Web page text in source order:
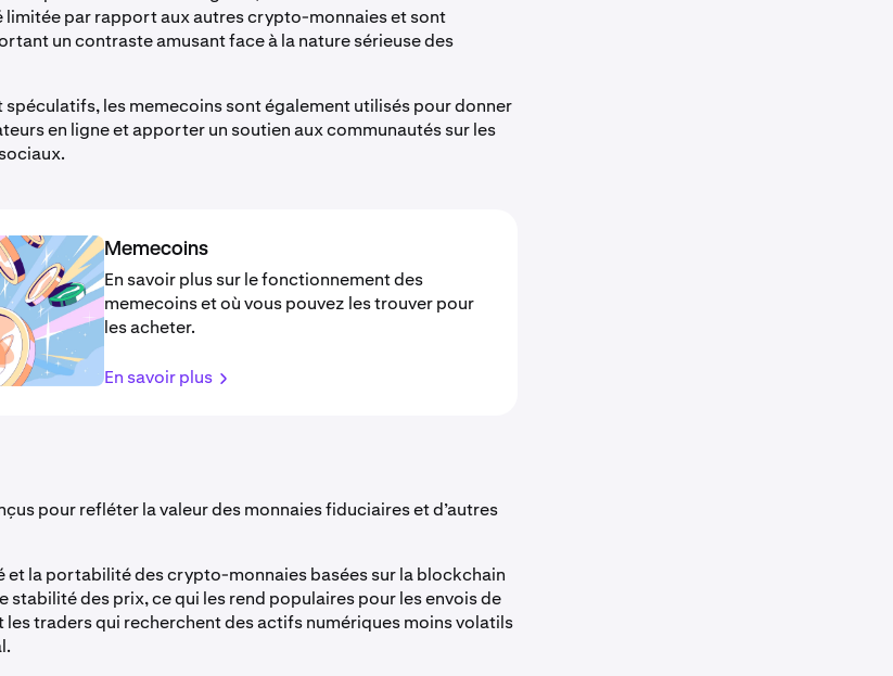
limitée par rapport aux autres crypto-monnaies et sont
un contraste amusant face à la nature sérieuse des
spéculatifs, les memecoins sont également utilisés pour donner
en ligne et apporter un soutien aux communautés sur les
Memecoins
En savoir plus sur le fonctionnement des
memecoins et où vous pouvez les trouver pour
les acheter.
En savoir plus
pour refléter la valeur des monnaies fiduciaires et d’autres
et la portabilité des crypto-monnaies basées sur la blockchain
stabilité des prix, ce qui les rend populaires pour les envois de
traders qui recherchent des actifs numériques moins volatils